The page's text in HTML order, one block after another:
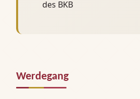
des BKB
Werdegang